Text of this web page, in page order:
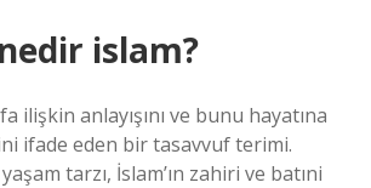
islam?
ilişkin anlayışını ve bunu hayatına
ifade eden bir tasavvuf terimi.
tarzı, İslam’ın zahiri ve batıni